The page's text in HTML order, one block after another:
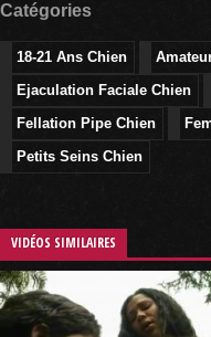
Catégories
18-21 Ans Chien
Ejaculation Faciale Chien
Fellation Pipe Chien
Petits Seins Chien
VIDÉOS SIMILAIRES